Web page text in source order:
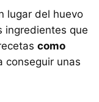
lugar del huevo
ingredientes que
como
conseguir unas